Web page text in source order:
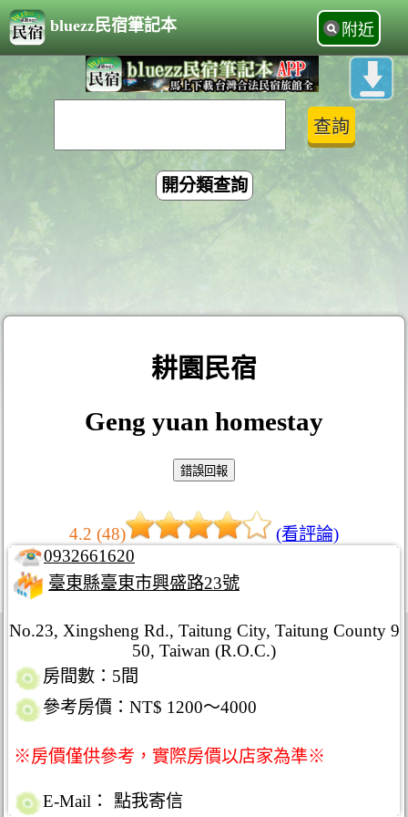
bluezz民宿筆記本 附近
開分類查詢
耕園民宿
Geng yuan homestay
4.2 (48)
(看評論)
0932661620
臺東縣臺東市興盛路23號
No.23, Xingsheng Rd., Taitung City, Taitung County 9
50, Taiwan (R.O.C.)
房間數：5間
參考房價：NT$ 1200～4000
※房價僅供參考，實際房價以店家為準※
E-Mail： 點我寄信